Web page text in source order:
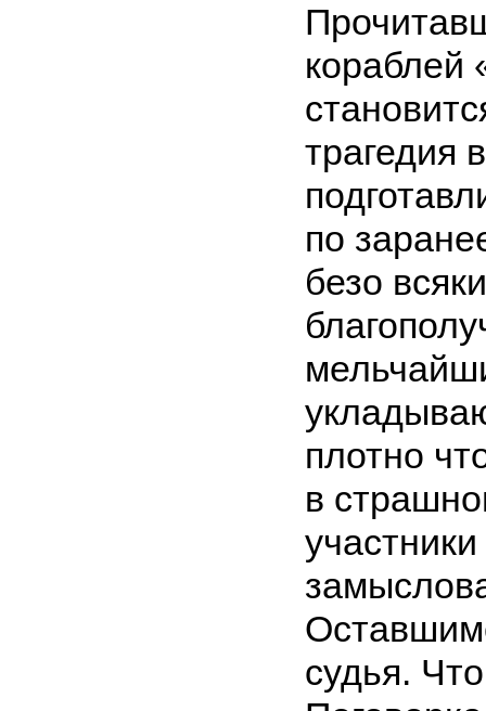
кораблей
трагедия
по
безо
плотно
в
судья.